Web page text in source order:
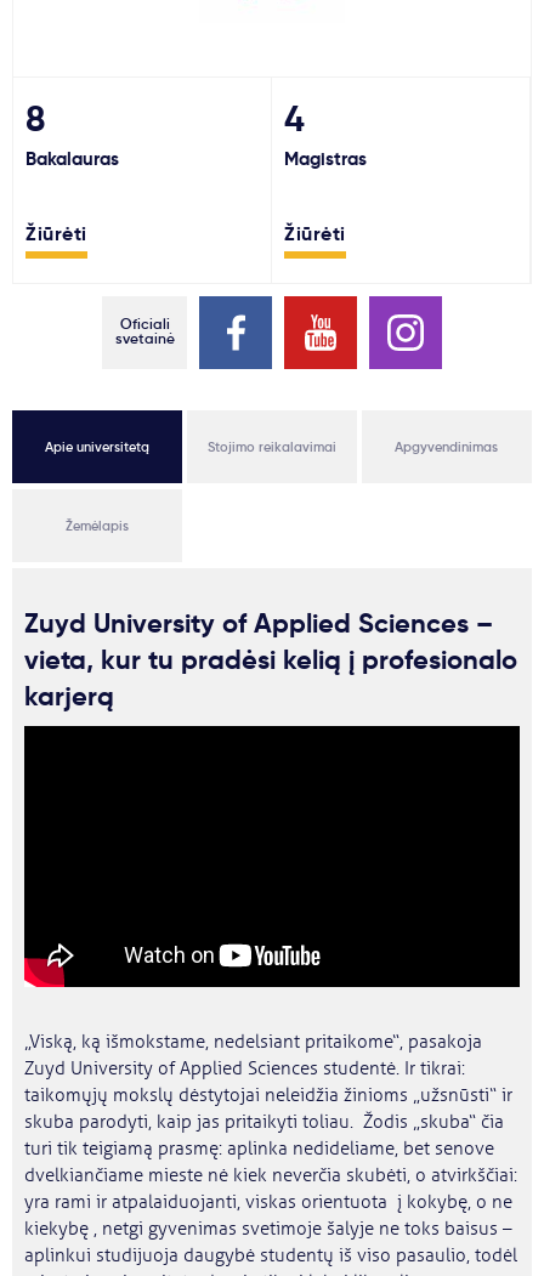
Paslaugos
Naujienos
8
Bakalauras
Žiūrėti
4
Magistras
Žiūrėti
Oficiali
svetainė
Apie universitetą Stojimo reikalavimai Apgyvendinimas
Žemėlapis
Zuyd University of Applied Sciences –
vieta, kur tu pradėsi kelią į profesionalo
karjerą
„Viską, ką išmokstame, nedelsiant pritaikome“, pasakoja
Zuyd University of Applied Sciences studentė. Ir tikrai:
taikomųjų mokslų dėstytojai neleidžia žinioms „užsnūsti“ ir
skuba parodyti, kaip jas pritaikyti toliau. Žodis „skuba“ čia
turi tik teigiamą prasmę: aplinka nedideliame, bet senove
dvelkiančiame mieste nė kiek neverčia skubėti, o atvirkščiai:
yra rami ir atpalaiduojanti, viskas orientuota į kokybę, o ne
kiekybę , netgi gyvenimas svetimoje šalyje ne toks baisus –
aplinkui studijuoja daugybė studentų iš viso pasaulio, todėl